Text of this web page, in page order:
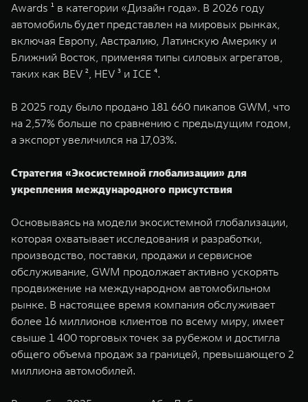
Awards ¹ в категории «Дизайн года». В 2026 году
автомобиль будет представлен на мировых рынках,
включая Европу, Австралию, Латинскую Америку и
Ближний Восток, применяя типы силовых агрегатов,
таких как BEV ², HEV ³ и ICE ⁴.
В 2025 году было продано 181 660 пикапов GWM, что
на 2,57% больше по сравнению с предыдущим годом,
а экспорт увеличился на 17,03%.
Стратегия «Экосистемной глобализации» для
укрепления международного присутствия
Основываясь на модели экосистемной глобализации,
которая охватывает исследования и разработки,
производство, поставки, продажи и сервисное
обслуживание, GWM продолжает активно ускорять
продвижение на международном автомобильном
рынке. В настоящее время компания обслуживает
более 16 миллионов клиентов по всему миру, имеет
свыше 1 400 торговых точек за рубежом и достигла
общего объема продаж за границей, превышающего 2
миллиона автомобилей.